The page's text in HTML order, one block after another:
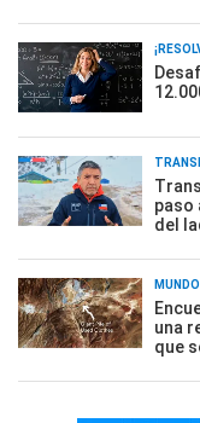
paso
del
MUNDO
una
que